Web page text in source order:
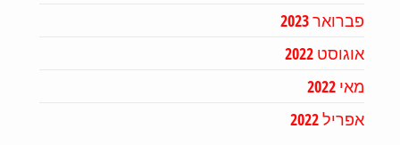
פברואר 2023
אוגוסט 2022
מאי 2022
אפריל 2022